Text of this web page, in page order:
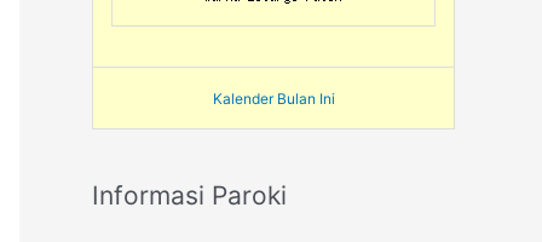
Kalender Bulan Ini
Informasi Paroki